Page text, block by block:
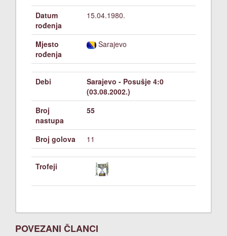
Datum
rođenja
15.04.1980.
Mjesto
rođenja
Sarajevo
Debi
Sarajevo - Posušje 4:0
(03.08.2002.)
Broj
nastupa
55
Broj golova 11
Trofeji
POVEZANI ČLANCI